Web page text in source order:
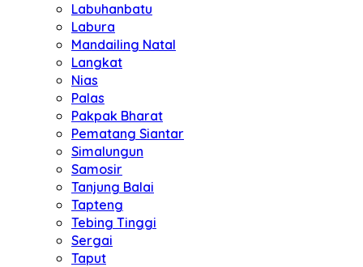
Labuhanbatu
Labura
Mandailing Natal
Langkat
Nias
Palas
Pakpak Bharat
Pematang Siantar
Simalungun
Samosir
Tanjung Balai
Tapteng
Tebing Tinggi
Sergai
Taput